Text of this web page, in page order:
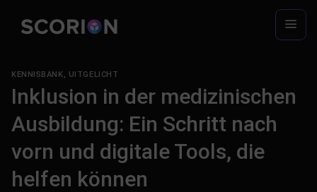
Inhalt
KENNISBANK, UITGELICHT
Inklusion in der medizinischen
Ausbildung: Ein Schritt nach
vorn und digitale Tools, die
helfen können